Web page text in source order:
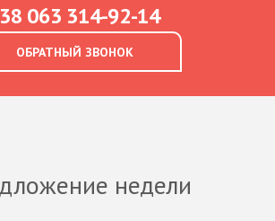
063 314-92-14
ОБРАТНЫЙ ЗВОНОК
недели